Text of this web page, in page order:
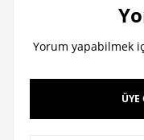
Yorum yapabilmek